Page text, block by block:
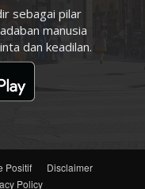
sebagai pilar
manusia
dan keadilan.
Positif
Disclaimer
Policy